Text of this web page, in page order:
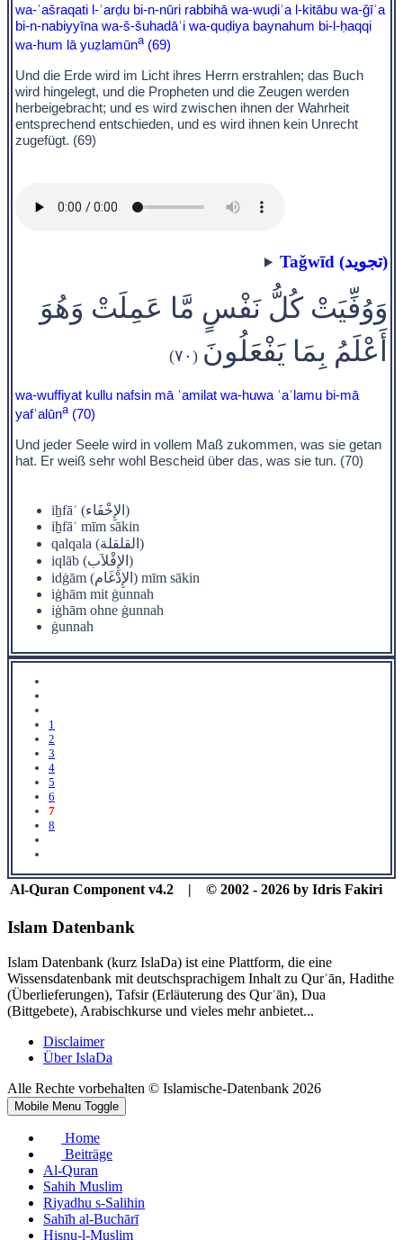
wa-ʾašraqati l-ʾarḍu bi-n-nūri rabbihā wa-wuḍiʿa l-kitābu wa-ǧīʾa
bi-n-nabiyyīna wa-š-šuhadāʾi wa-quḍiya baynahum bi-l-ḥaqqi
wa-hum lā yuẓlamūna(69)
Und die Erde wird im Licht ihres Herrn erstrahlen; das Buch
wird hingelegt, und die Propheten und die Zeugen werden
herbeigebracht; und es wird zwischen ihnen der Wahrheit
entsprechend entschieden, und es wird ihnen kein Unrecht
zugefügt. (69)
Taǧwīd (تجويد)
وَوُفِّيَتْ كُلُّ نَفْسٍ مَّا عَمِلَتْ وَهُوَ
أَعْلَمُ بِمَا يَفْعَلُونَ (٧٠)
wa-wuffiyat kullu nafsin mā ʿamilat wa-huwa ʾaʿlamu bi-mā
yafʿalūna(70)
Und jeder Seele wird in vollem Maß zukommen, was sie getan
hat. Er weiß sehr wohl Bescheid über das, was sie tun. (70)
iẖfāʾ (الإِخْفَاء)
iẖfāʾ mīm sākin
qalqala (القلقلة)
iqlāb (الإِقْلاَب)
idġām (الإِدْغَام) mīm sākin
iġhām mit ġunnah
iġhām ohne ġunnah
ġunnah
1
2
3
4
5
6
7
8
Al-Quran Component v4.2 | © 2002 - 2026 by Idris Fakiri
Islam Datenbank
Islam Datenbank (kurz IslaDa) ist eine Plattform, die eine
Wissensdatenbank mit deutschsprachigem Inhalt zu Qurʾān, Hadithe
(Überlieferungen), Tafsir (Erläuterung des Qurʾān), Dua
(Bittgebete), Arabischkurse und vieles mehr anbietet...
Disclaimer
Über IslaDa
Alle Rechte vorbehalten © Islamische-Datenbank 2026
Mobile Menu Toggle
Home
Beiträge
Al-Quran
Sahih Muslim
Riyadhu s-Salihin
Sahīh al-Buchārī
Hisnu-l-Muslim